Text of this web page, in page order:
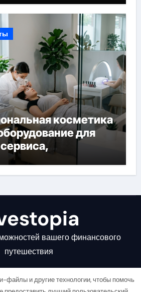
косметика
для
ресниц и
вашего финансового
путешествия
файлы и другие технологии, чтобы помочь